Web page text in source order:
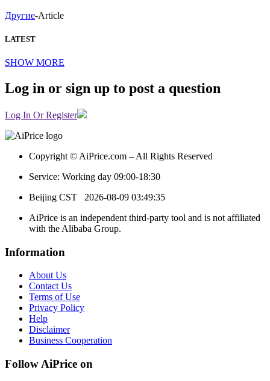
Другие-Article
LATEST
SHOW MORE
Log in or sign up to post a question
Log In Or Register
Copyright © AiPrice.com – All Rights Reserved
Service: Working day 09:00-18:30
Beijing CST 2026-08-09 03:49:35
AiPrice is an independent third-party tool and is not affiliated
with the Alibaba Group.
Information
About Us
Contact Us
Terms of Use
Privacy Policy
Help
Disclaimer
Business Cooperation
Follow AiPrice on